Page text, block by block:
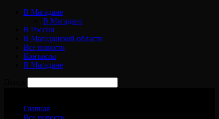
В Магадане
В Магадане
В России
В Магаданской области
Все новости
Контакты
В Магадане
Главная
Все новости